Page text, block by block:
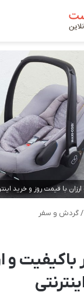
/گردش و سفر
باکیفیت